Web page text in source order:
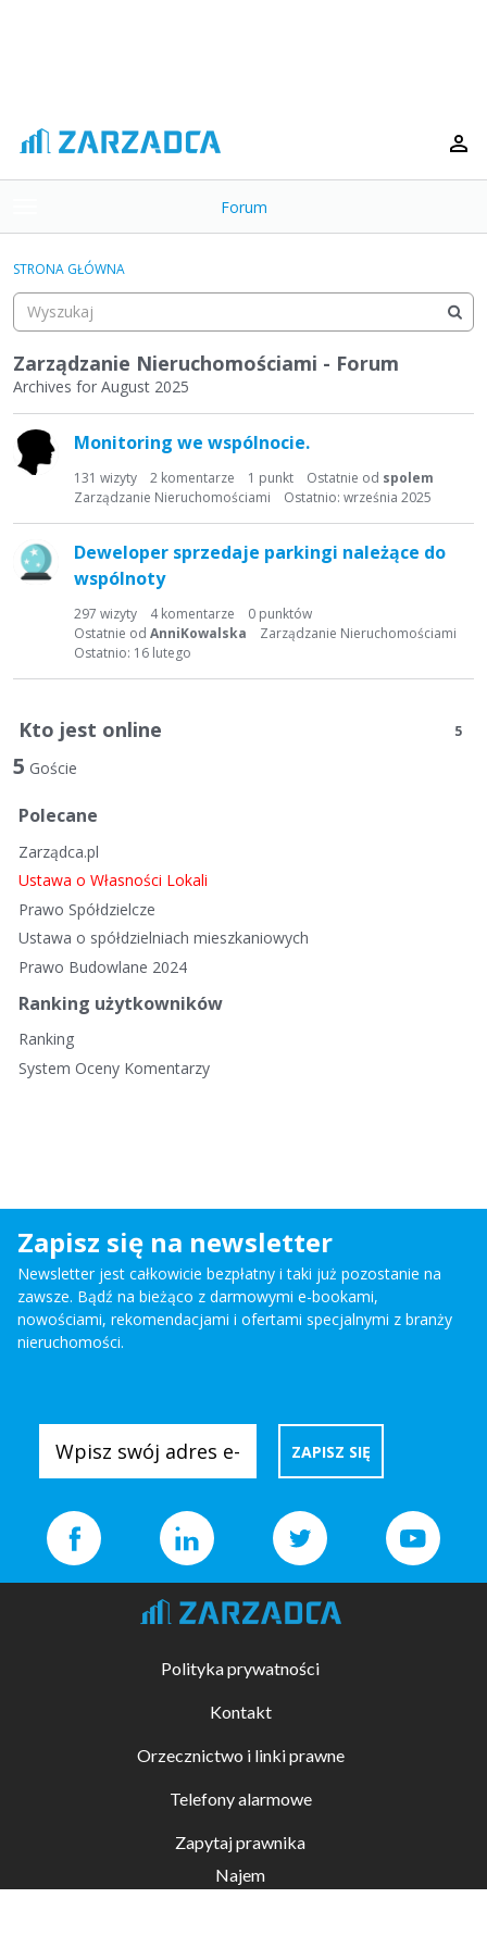
o
g
e
m
e
n
Forum
Kategorie
Dyskusje
Aktywność
STRONA GŁÓWNA
Zarządzanie Nieruchomościami - Forum
Archives for August 2025
i
s
a
d
y
y
n
a
Monitoring we wspólnocie.
131 wizyty 2 komentarze 1 punkt Ostatnie od spolem
Ostatnio: września 2025
Zarządzanie Nieruchomościami
Deweloper sprzedaje parkingi należące do
wspólnoty
297 wizyty 4komentarze 0 punktów
Ostatnie od AnniKowalska
Ostatnio: 16 lutego
Zarządzanie Nieruchomościami
Kto jest online 5
5 Goście
Polecane
Zarządca.pl
Ustawa o Własności Lokali
Prawo Spółdzielcze
Ustawa o spółdzielniach mieszkaniowych
Prawo Budowlane 2024
Ranking użytkowników
Ranking
System Oceny Komentarzy
Zapisz się na newsletter
Newsletter jest całkowicie bezpłatny i taki już pozostanie na
zawsze. Bądź na bieżąco z darmowymi e-bookami,
nowościami, rekomendacjami i ofertami specjalnymi z branży
nieruchomości.
Polityka prywatności
Kontakt
Orzecznictwo i linki prawne
Telefony alarmowe
Zapytaj prawnika
Najem